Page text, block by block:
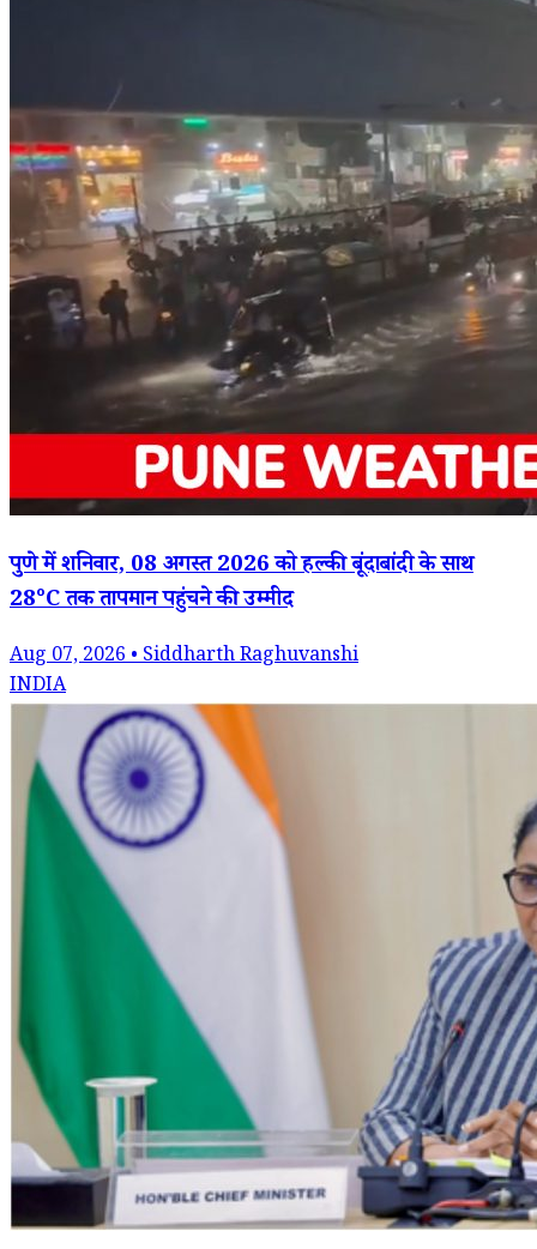
पुणे में शनिवार, 08 अगस्त 2026 को हल्की बूंदाबांदी के साथ
28°C तक तापमान पहुंचने की उम्मीद
Aug 07, 2026 • Siddharth Raghuvanshi
INDIA